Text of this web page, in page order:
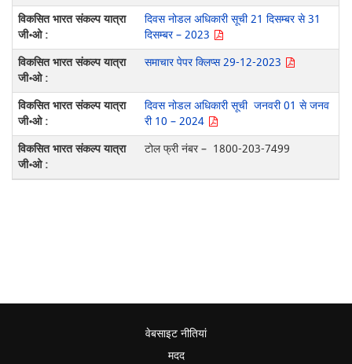
दिवस नोडल अधिकारी सूची 21 दिसम्बर से 31
दिसम्बर – 2023
समाचार पेपर क्लिप्स 29-12-2023
दिवस नोडल अधिकारी सूची जनवरी 01 से जनव
री 10 – 2024
टोल फ्री नंबर – 1800-203-7499
वेबसाइट नीतियां
मदद